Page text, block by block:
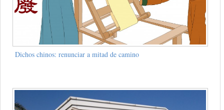
Dichos chinos: renunciar a mitad de camino